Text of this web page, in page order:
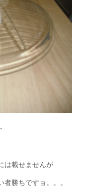
は載せませんが
勝ちですョ。。。